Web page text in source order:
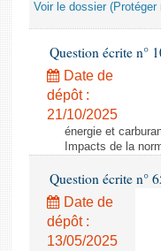
Voir le dossier
Question écrite n°
Date de
dépôt :
21/10/2025
énergie et
Impacts de la
Question écrite n°
Date de
dépôt :
13/05/2025